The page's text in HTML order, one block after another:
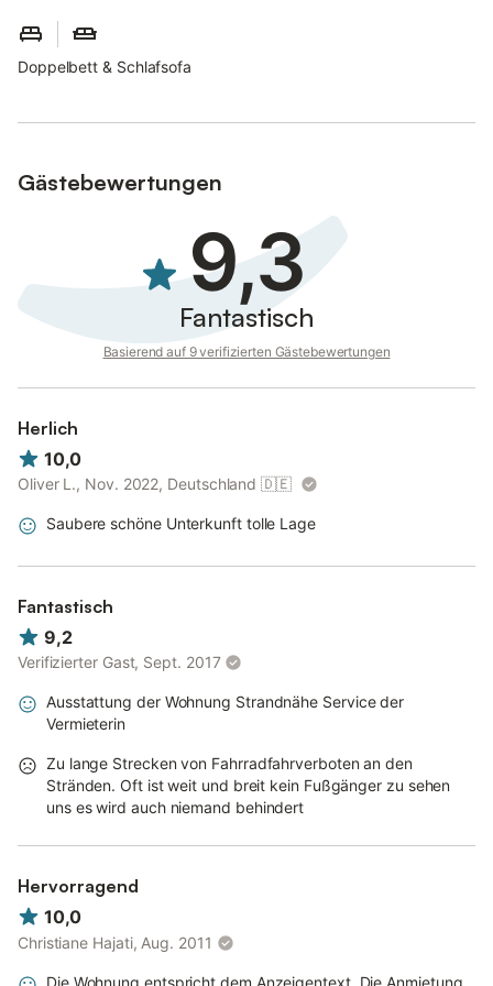
im Fahrradraum im Erdgeschoss untergestellt werden; Haustiere
sind nicht gestattet; WLAN ist am Strandhaus vorhanden, ca.
300 m von der Ferienwohnung entfernt.
Doppelbett & Schlafsofa
Gästebewertungen
9,3
Fantastisch
Basierend auf 9 verifizierten Gästebewertungen
Herlich
10,0
Oliver L., Nov. 2022, Deutschland 🇩🇪
Saubere schöne Unterkunft tolle Lage
Fantastisch
9,2
Verifizierter Gast, Sept. 2017
Ausstattung der Wohnung Strandnähe Service der
Vermieterin
Zu lange Strecken von Fahrradfahrverboten an den
Stränden. Oft ist weit und breit kein Fußgänger zu sehen
uns es wird auch niemand behindert
Hervorragend
10,0
Christiane Hajati, Aug. 2011
Die Wohnung entspricht dem Anzeigentext. Die Anmietung